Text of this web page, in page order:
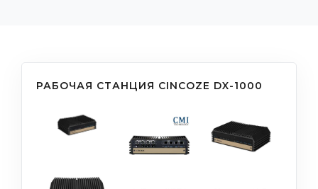
РАБОЧАЯ СТАНЦИЯ CINCOZE DX-1000